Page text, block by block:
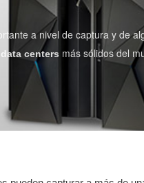
a nivel de captura y de
data centers más sólidos del